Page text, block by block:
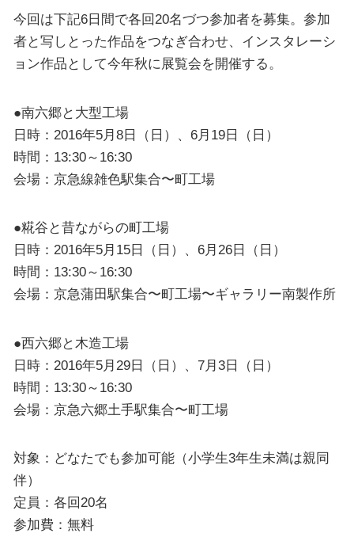
今回は下記6日間で各回20名づつ参加者を募集。参加
者と写しとった作品をつなぎ合わせ、インスタレーシ
ョン作品として今年秋に展覧会を開催する。
●南六郷と大型工場
日時：2016年5月8日（日）、6月19日（日）
時間：13:30～16:30
会場：京急線雑色駅集合〜町工場
●糀谷と昔ながらの町工場
日時：2016年5月15日（日）、6月26日（日）
時間：13:30～16:30
会場：京急蒲田駅集合〜町工場〜ギャラリー南製作所
●西六郷と木造工場
日時：2016年5月29日（日）、7月3日（日）
時間：13:30～16:30
会場：京急六郷土手駅集合〜町工場
対象：どなたでも参加可能（小学生3年生未満は親同
伴）
定員：各回20名
参加費：無料